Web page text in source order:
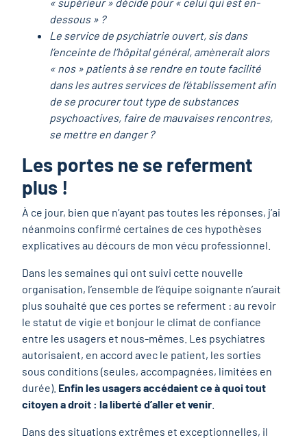
dessous » ?
Le service de psychiatrie ouvert, sis dans
l’enceinte de l’hôpital général, amènerait alors
« nos » patients à se rendre en toute facilité
dans les autres services de l’établissement afin
de se procurer tout type de substances
psychoactives, faire de mauvaises rencontres,
se mettre en danger ?
Les portes ne se referment
plus !
À ce jour, bien que n’ayant pas toutes les réponses, j’ai
néanmoins confirmé certaines de ces hypothèses
explicatives au décours de mon vécu professionnel.
Dans les semaines qui ont suivi cette nouvelle
organisation, l’ensemble de l’équipe soignante n’aurait
plus souhaité que ces portes se referment : au revoir
le statut de vigie et bonjour le climat de confiance
entre les usagers et nous-mêmes. Les psychiatres
autorisaient, en accord avec le patient, les sorties
sous conditions (seules, accompagnées, limitées en
durée). Enfin les usagers accédaient ce à quoi tout
citoyen a droit : la liberté d’aller et venir
Dans des situations extrêmes et exceptionnelles, il